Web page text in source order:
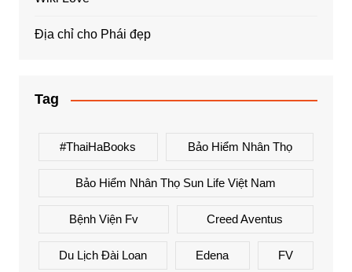
Địa chỉ cho Phái đẹp
Tag
#ThaiHaBooks Bảo Hiểm Nhân Thọ
Bảo Hiểm Nhân Thọ Sun Life Việt Nam
Bệnh Viện Fv Creed Aventus
Du Lịch Đài Loan Edena FV